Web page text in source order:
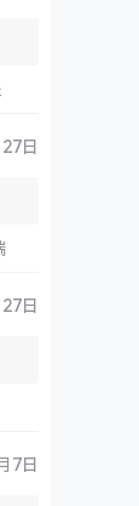
日
日
7日